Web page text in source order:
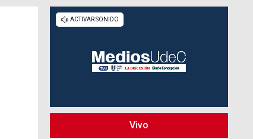
Radio UdeC
Noticias UdeC
Vivo